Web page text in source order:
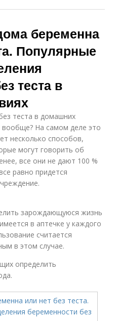
беременна
Популярные
теста в
теста в домашних
На самом деле это
несколько способов,
могут говорить об
все они не дают 100 %
равно придется
зарождающуюся жизнь
в аптечке у каждого
считается
в этом случае.
определить